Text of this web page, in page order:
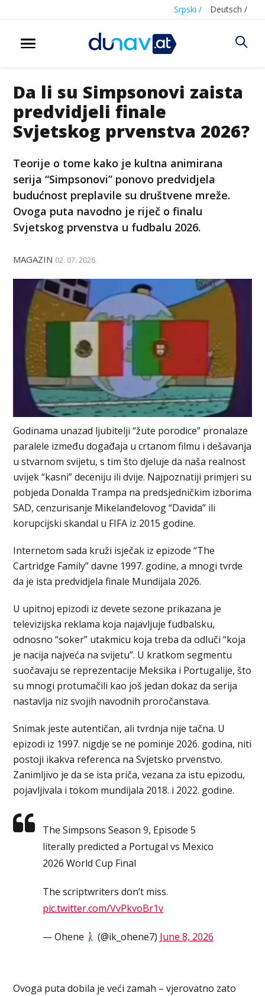
Srpski / Deutsch /
Da li su Simpsonovi zaista
predvidjeli finale
Svjetskog prvenstva 2026?
Teorije o tome kako je kultna animirana
serija “Simpsonovi” ponovo predvidjela
budućnost preplavile su društvene mreže.
Ovoga puta navodno je riječ o finalu
Svjetskog prvenstva u fudbalu 2026.
MAGAZIN 02. 07. 2026.
Godinama unazad ljubitelji “žute porodice” pronalaze
paralele između događaja u crtanom filmu i dešavanja
u stvarnom svijetu, s tim što djeluje da naša realnost
uvijek “kasni” deceniju ili dvije. Najpoznatiji primjeri su
pobjeda Donalda Trampa na predsjedničkim izborima
SAD, cenzurisanje Mikelanđelovog “Davida” ili
korupcijski skandal u FIFA iz 2015 godine.
Internetom sada kruži isječak iz epizode “The
Cartridge Family” davne 1997. godine, a mnogi tvrde
da je ista predvidjela finale Mundijala 2026.
U upitnoj epizodi iz devete sezone prikazana je
televizijska reklama koja najavljuje fudbalsku,
odnosno “soker” utakmicu koja treba da odluči “koja
je nacija najveća na svijetu”. U kratkom segmentu
suočavaju se reprezentacije Meksika i Portugalije, što
su mnogi protumačili kao još jedan dokaz da serija
nastavlja niz svojih navodnih proročanstava.
Snimak jeste autentičan, ali tvrdnja nije tačna. U
epizodi iz 1997. nigdje se ne pominje 2026. godina, niti
postoji ikakva referenca na Svjetsko prvenstvo.
Zanimljivo je da se ista priča, vezana za istu epizodu,
pojavljivala i tokom mundijala 2018. i 2022. godine.
The Simpsons Season 9, Episode 5
literally predicted a Portugal vs Mexico
2026 World Cup Final
The scriptwriters don’t miss.
pic.twitter.com/VvPkvoBr1v
— Ohene (@ik_ohene7) June 8, 2026
Ovoga puta dobila je veći zamah – vjerovatno zato